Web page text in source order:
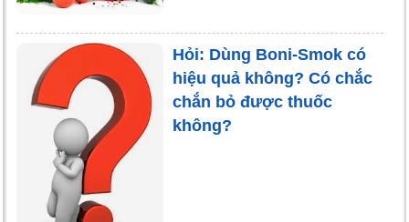
Hỏi: Dùng Boni-Smok có
hiệu quả không? Có chắc
chắn bỏ được thuốc
không?